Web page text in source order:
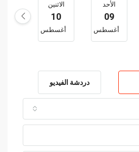
الأحد
09
أغسطس
الاثنين
10
أغسطس
دردشة الفيديو